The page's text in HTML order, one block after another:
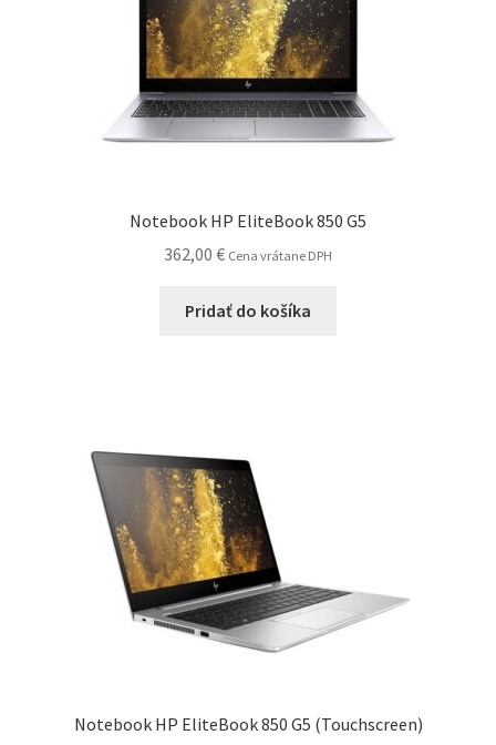
Notebook HP EliteBook 850 G5
362,00 € Cena vrátane DPH
Pridať do košíka
Notebook HP EliteBook 850 G5 (Touchscreen)